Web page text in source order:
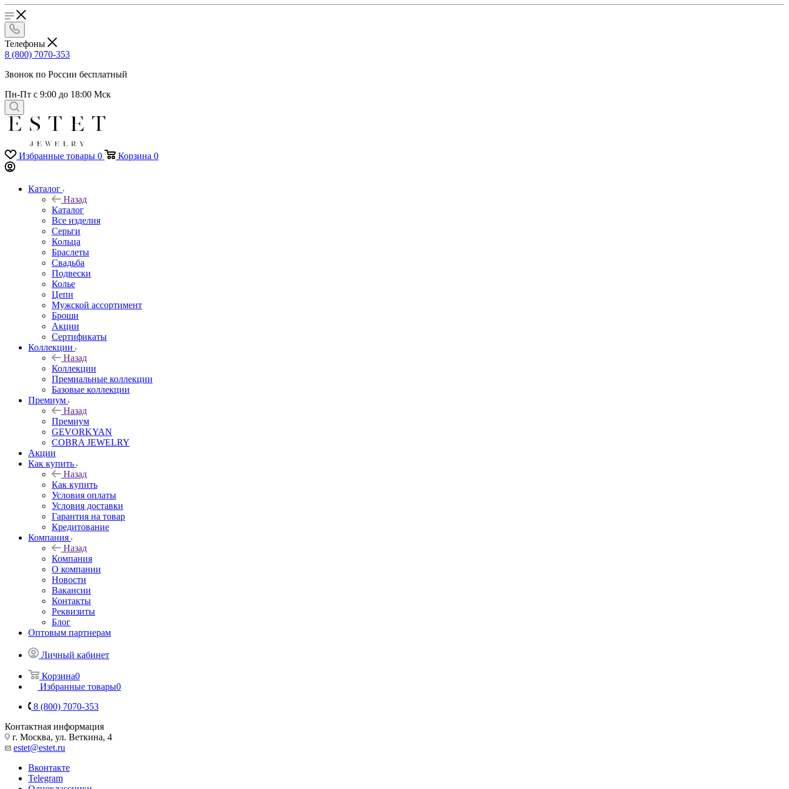
Телефоны
8 (800) 7070-353
Звонок по России бесплатный
Пн-Пт с 9:00 до 18:00 Мск
Избранные товары 0 Корзина 0
Каталог
Назад
Каталог
Все изделия
Серьги
Кольца
Браслеты
Свадьба
Подвески
Колье
Цепи
Мужской ассортимент
Броши
Акции
Сертификаты
Коллекции
Назад
Коллекции
Премиальные коллекции
Базовые коллекции
Премиум
Назад
Премиум
GEVORKYAN
COBRA JEWELRY
Акции
Как купить
Назад
Как купить
Условия оплаты
Условия доставки
Гарантия на товар
Кредитование
Компания
Назад
Компания
О компании
Новости
Вакансии
Контакты
Реквизиты
Блог
Оптовым партнерам
Личный кабинет
Корзина0
Избранные товары0
8 (800) 7070-353
Контактная информация
г. Москва, ул. Веткина, 4
estet@estet.ru
Вконтакте
Telegram